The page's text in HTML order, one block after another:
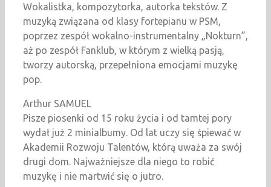
Wokalistka, kompozytorka, autorka tekstów. Z
muzyką związana od klasy fortepianu w PSM,
poprzez zespół wokalno-instrumentalny „Nokturn”,
aż po zespół Fanklub, w którym z wielką pasją,
tworzy autorską, przepełniona emocjami muzykę
pop.
Arthur SAMUEL
Pisze piosenki od 15 roku życia i od tamtej pory
wydał już 2 minialbumy. Od lat uczy się śpiewać w
Akademii Rozwoju Talentów, którą uważa za swój
drugi dom. Najważniejsze dla niego to robić
muzykę i nie martwić się o jutro.